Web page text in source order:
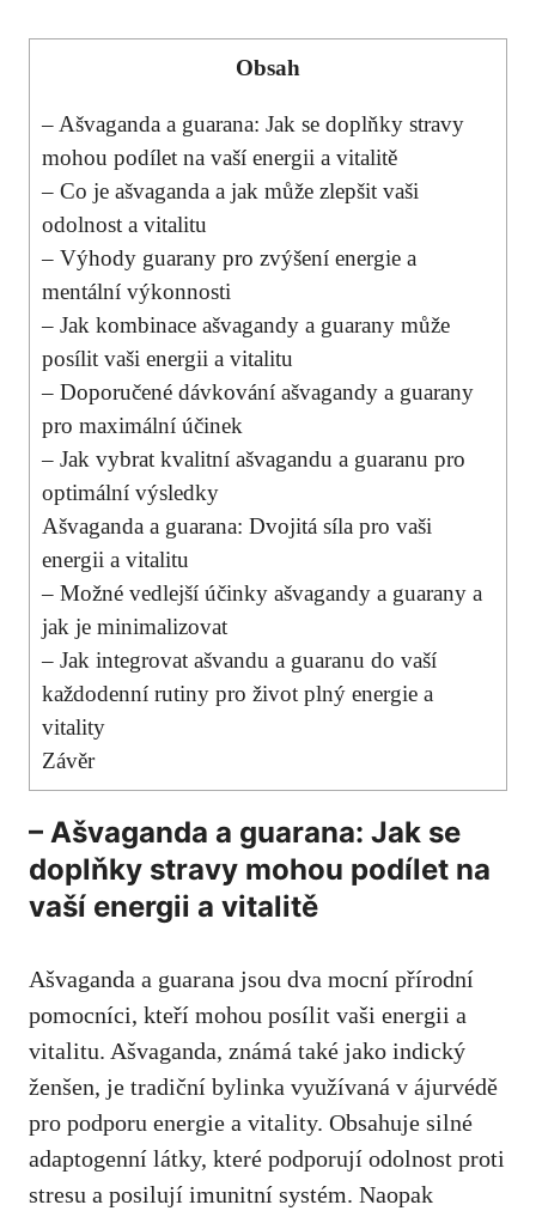
Obsah
– Ašvaganda a guarana: Jak se doplňky stravy
mohou podílet na vaší energii a vitalitě
– Co je ašvaganda a jak může zlepšit vaši
odolnost a vitalitu
– Výhody guarany pro zvýšení energie a
mentální výkonnosti
– Jak kombinace ašvagandy a guarany může
posílit vaši energii a vitalitu
– Doporučené dávkování ašvagandy a guarany
pro maximální účinek
– Jak vybrat kvalitní ašvagandu a guaranu pro
optimální výsledky
Ašvaganda a guarana: Dvojitá síla pro vaši
energii a vitalitu
– Možné vedlejší účinky ašvagandy a guarany a
jak je minimalizovat
– Jak integrovat ašvandu a guaranu do vaší
každodenní rutiny pro život plný energie a
vitality
Závěr
– Ašvaganda a guarana: Jak se
doplňky stravy mohou podílet na
vaší energii a vitalitě
Ašvaganda a guarana jsou dva mocní přírodní
pomocníci, kteří mohou posílit vaši energii a
vitalitu. Ašvaganda, známá také jako indický
ženšen, je tradiční bylinka využívaná v ájurvédě
pro podporu energie a vitality. Obsahuje silné
adaptogenní látky, které podporují odolnost proti
stresu a posilují imunitní systém. Naopak